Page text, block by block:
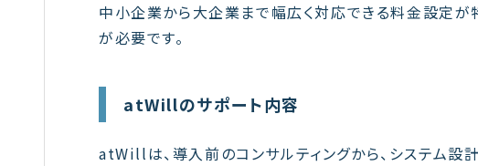
中小企業から大企業まで幅広く対応できる料金設定
が必要です。
atWillのサポート内容
atWillは、導入前のコンサルティングから、システム設